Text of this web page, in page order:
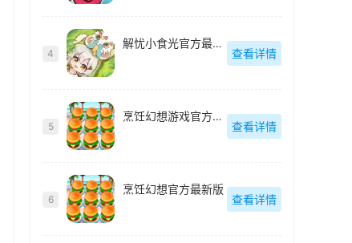
4
解忧小食光官方最新版
查看详情
5
烹饪幻想游戏官方最新版
查看详情
6
烹饪幻想官方最新版
查看详情